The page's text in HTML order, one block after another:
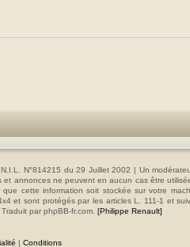
N°814215 du 29 Juillet 2002 | Un
annonces ne peuvent en aucun cas être
cette information soit stockée sur votre
et sont protégés par les articles L. 111-1 et
par phpBB-fr.com. [Philippe Renault]
| Conditions